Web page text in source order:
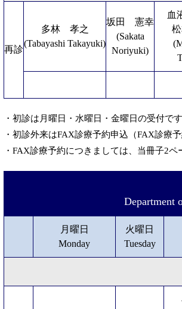
再診
多林 孝之
(Tabayashi Takayuki)
坂田 憲幸
(Sakata
Noriyuki)
血
・初診は月曜日・水曜日・金曜日の受付です
・初診外来はFAX診療予約申込（FAX診療
・FAX診療予約につきましては、当冊子2
Department
月曜日
Monday
火曜日
Tuesday